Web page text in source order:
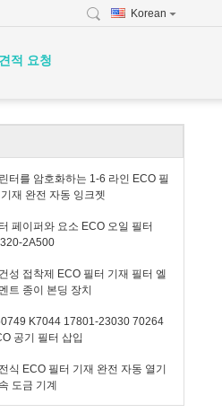
Korean
견적 요청
터를 암호화하는 1-6 라인 ECO 필
재 완전 자동 잉크젯
페이퍼와 요소 ECO 오일 필터
2A500
성 접착제 ECO 필터 기재 필터 엘
트 종이 본딩 장치
K7044 17801-23030 70264
공기 필터 삽입
식 ECO 필터 기재 완전 자동 열기
도금 기계